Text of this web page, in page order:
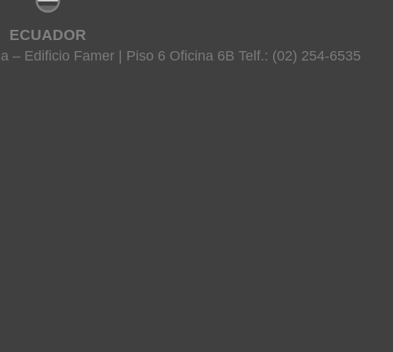
ECUADOR
– Edificio Famer | Piso 6 Oficina 6B Telf.: (02) 254-6535